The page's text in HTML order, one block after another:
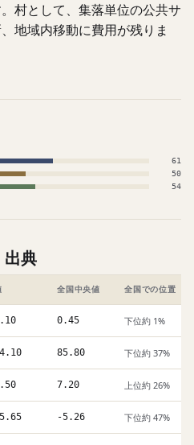
村として、集落単位の公共サ
地域内移動に費用が残りま
61
50
54
出典
全国中央値 全国での位置
0.45 下位約 1%
85.80 下位約 37%
7.20 上位約 26%
-5.26 下位約 47%